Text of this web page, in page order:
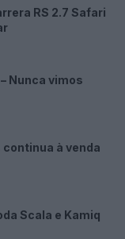
RS 2.7 Safari
Nunca vimos
à venda
Scala e Kamiq